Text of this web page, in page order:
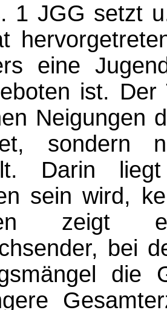
1 JGG setzt
eine
ist.
Neigungen
sondern
Darin
sein wird,
zeigt
bei
die